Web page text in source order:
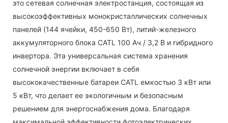
это сетевая солнечная электростанция, состоящая из
высокоэффективных монокристаллических солнечных
панелей (144 ячейки, 450-650 Вт), литий-железного
аккумуляторного блока CATL 100 Ач / 3,2 В и гибридного
инвертора. Эта универсальная система хранения
солнечной энергии включает в себя
высококачественные батареи CATL емкостью 3 кВт или
5 кВт, что делает ее экологичным и безопасным
решением для энергоснабжения дома. Благодаря